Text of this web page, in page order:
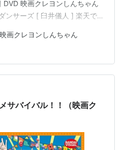
映画クレヨンしんちゃん
ンサーズ [ 臼井儀人 ] 楽天で
ドでカレーだゾ！しんちゃん
ザイン スクエアラバーコース
入 Blu-ray 映画クレヨンしん
カベダンサーズ【Blu-ray】 [
映画クレヨンしんちゃん
サバイバル！！（映画ク